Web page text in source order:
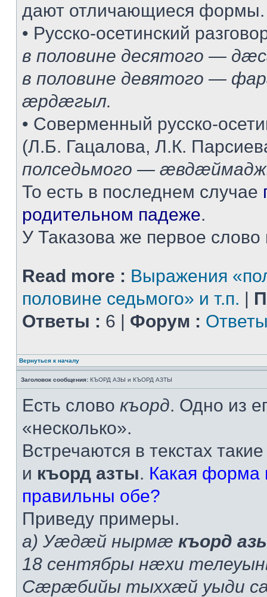
дают отличающиеся формы.
• Русско-осетинский
в половине десятого —
в половине девятого —
æрдæгыл.
• Соверменный русско-
(Л.Б. Гацалова, Л.К.
полседьмого —
То есть в последнем случае
родительном падеже.
У Таказова же первое слово
Read more : Выражения
половине седьмого» и т.п. |
Ответы : 6 | Форум :
Вернуться к началу
Заголовок сообщения: КЪОРД АЗЫ и КЪОРД АЗТЫ
Есть слово къорд. Одно из
«несколько».
Встречаются в текстах
и къорд азты. Какая форма
правильны обе?
Приведу примеры.
а) Уæдæй нырмæ къорд
18 сентябры нæхи
Сæрæбийы тыххæй уыди